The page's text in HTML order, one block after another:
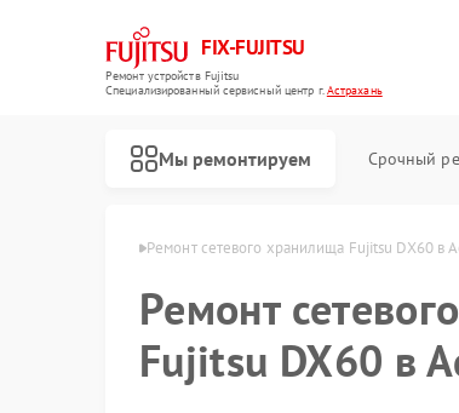
FIX-FUJITSU
Ремонт устройств Fujitsu
Специализированный cервисный центр г.Астрахань
Мы ремонтируем Срочный
в Астрахани Ремонт сетевого хранилища Fujitsu DX60 в
Ремонт
Fujitsu DX60 в